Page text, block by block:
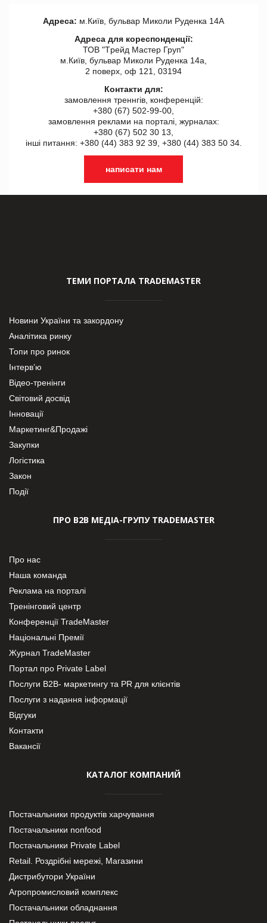
Адреса: м.Київ, бульвар Миколи Руденка 14А
Адреса для кореспонденції:
ТОВ "Tрейд Мастер Груп"
м.Київ, бульвар Миколи Руденка 14а,
2 поверх, оф 121, 03194
Контакти для:
замовлення треннгів, конференцій:
+380 (67) 502-99-00,
замовлення реклами на порталі, журналах:
+380 (67) 502 30 13,
інші питання: +380 (44) 383 92 39, +380 (44) 383 50 34.
написати нам
ТЕМИ ПОРТАЛА TRADEMASTER
Новини України та закордону
Аналітика ринку
Топи про ринок
Інтерв’ю
Відео-тренінги
Світовий досвід
Інновації
Маркетинг&Продажі
Закупки
Логістика
Закон
Події
ПРО В2В МЕДІА-ГРУПУ TRADEMASTER
Про нас
Наша команда
Реклама на порталі
Тренінговий центр
Конференції TradeMaster
Національні Премії
Журнал TradeMaster
Портал про Private Label
Послуги В2В- маркетингу та PR для клієнтів
Послуги з надання інформації
Відгуки
Контакти
Вакансії
КАТАЛОГ КОМПАНИЙ
Постачальники продуктів харчування
Постачальники nonfood
Постачальники Private Label
Retail. Роздрібні мережі, Магазини
Дистрибутори України
Агропромисловий комплекс
Постачальники обладнання